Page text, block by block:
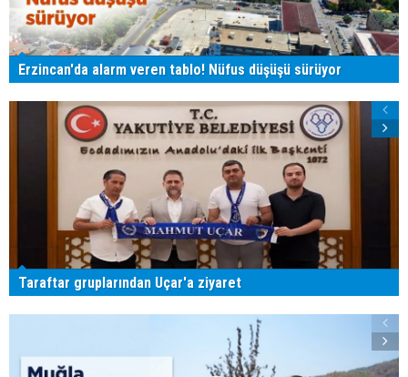
Erzincan'da alarm veren tablo! Nüfus düşüşü sürüyor
Taraftar gruplarından Uçar'a ziyaret